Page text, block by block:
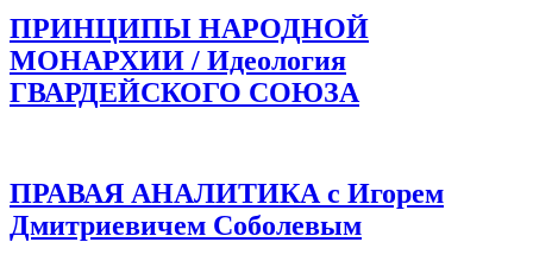
ПРИНЦИПЫ НАРОДНОЙ
МОНАРХИИ / Идеология
ГВАРДЕЙСКОГО СОЮЗА
ПРАВАЯ АНАЛИТИКА с Игорем
Дмитриевичем Соболевым